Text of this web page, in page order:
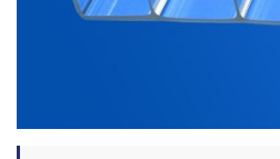
Zum